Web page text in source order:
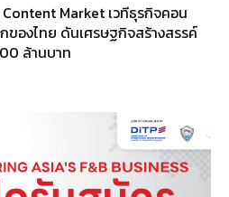
Market เวทีธุรกิจคอน
ของไทย ดันเศรษฐกิจสร้างสรรค์
ล้านบาท